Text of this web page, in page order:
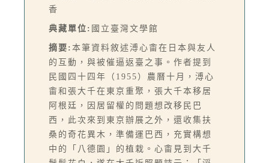
香
典藏單位: 國立臺灣文學館
摘要: 本筆資料敘述溥心畬在日本與友人
的互動，與被催逼返臺之事。作者提到
民國四十四年（1955）農曆十月，溥心
畬和張大千在東京重聚，張大千本移居
阿根廷，因居留權的問題想改移民巴
西，此次來到東京辦展之外，還收集扶
桑的奇花異木，準備運巴西，充實構想
中的「八德園」的植栽。心畬見到大千